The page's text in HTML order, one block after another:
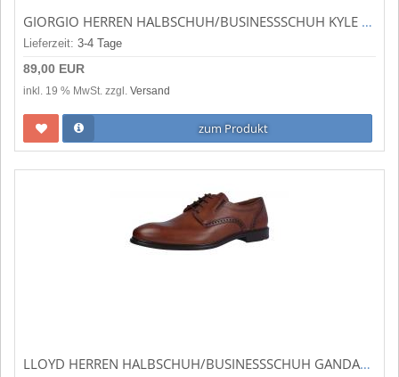
GIORGIO HERREN HALBSCHUH/BUSINESSSCHUH KYLE NERO/BLUE (SCHWARZ) 46969/01
Lieferzeit: 3-4 Tage
89,00 EUR
inkl. 19 % MwSt. zzgl. Versand
zum Produkt
LLOYD HERREN HALBSCHUH/BUSINESSSCHUH GANDALF COGNAC (BRAUN) 1839103